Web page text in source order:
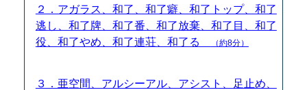
２．アガラス、和了、和了癖、和了トップ、和了
逃し、和了牌、和了番、和了放棄、和了目、和了
役、和了やめ、和了連荘、和了る
（約8分）
３．亜空間、アルシーアル、アシスト、足止め、